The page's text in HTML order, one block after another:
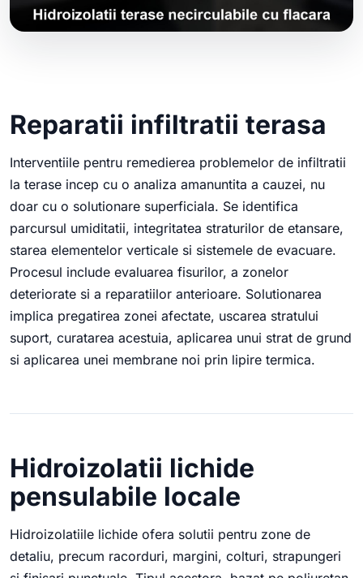
Reparatii infiltratii terasa
Interventiile pentru remedierea problemelor de infiltratii
la terase incep cu o analiza amanuntita a cauzei, nu
doar cu o solutionare superficiala. Se identifica
parcursul umiditatii, integritatea straturilor de etansare,
starea elementelor verticale si sistemele de evacuare.
Procesul include evaluarea fisurilor, a zonelor
deteriorate si a reparatiilor anterioare. Solutionarea
implica pregatirea zonei afectate, uscarea stratului
suport, curatarea acestuia, aplicarea unui strat de grund
si aplicarea unei membrane noi prin lipire termica.
Hidroizolatii lichide
pensulabile locale
Hidroizolatiile lichide ofera solutii pentru zone de
detaliu, precum racorduri, margini, colturi, strapungeri